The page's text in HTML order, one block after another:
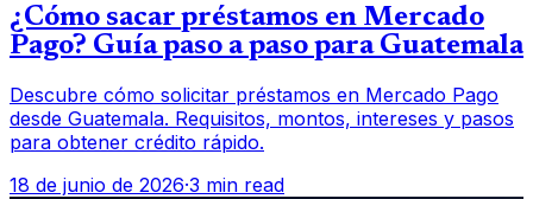
¿Cómo sacar préstamos en Mercado
Pago? Guía paso a paso para Guatemala
Descubre cómo solicitar préstamos en Mercado Pago
desde Guatemala. Requisitos, montos, intereses y pasos
para obtener crédito rápido.
18 de junio de 2026·3 min read